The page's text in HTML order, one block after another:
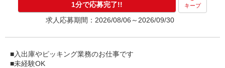
1分で応募完了!! キープ
求人応募期間：2026/08/06～2026/09/30
■入出庫やピッキング業務のお仕事です
■未経験OK